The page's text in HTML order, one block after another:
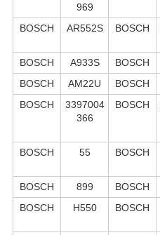
969
BOSCH
AR552S BOSCH
BOSCH A933S BOSCH
BOSCH
AM22U BOSCH
BOSCH
3397004
366
BOSCH
BOSCH 55 BOSCH
BOSCH
899 BOSCH
BOSCH
H550 BOSCH